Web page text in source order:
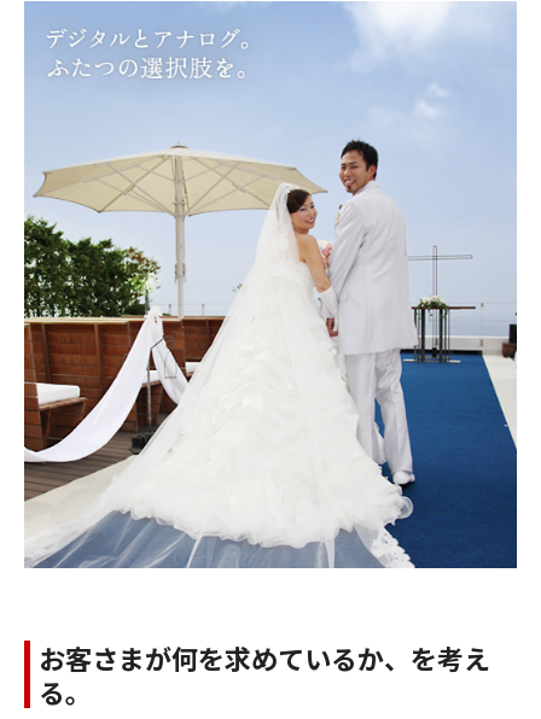
お客さまが何を求めているか、を考え
る。